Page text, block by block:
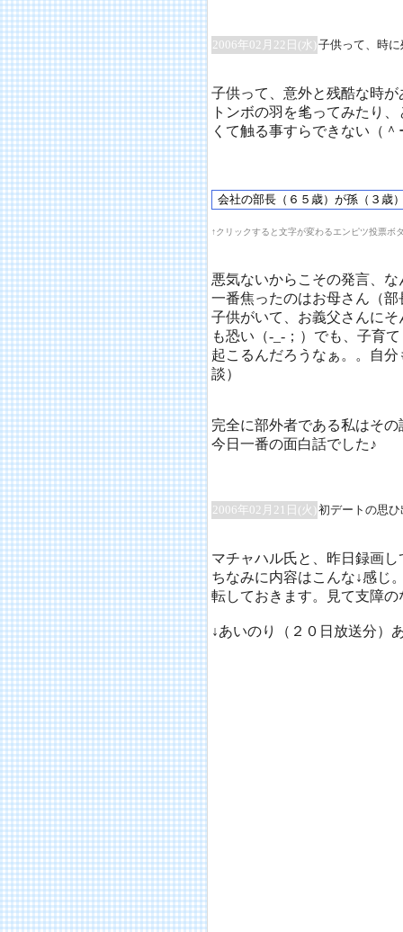
2006年02月22日(水)子供って、時
子供って、意外と残酷な時
トンボの羽を毟ってみたり
くて触る事すらできない（＾
↑クリックすると文字が変わるエンピツ投票ボ
悪気ないからこその発言、
一番焦ったのはお母さん（
子供がいて、お義父さんに
も恐い（-_-；）でも、子育
起こるんだろうなぁ。。自
談）
完全に部外者である私はそ
今日一番の面白話でした♪
2006年02月21日(火)初デートの思ひ
マチャハル氏と、昨日録画し
ちなみに内容はこんな↓感じ
転しておきます。見て支障
↓あいのり（２０日放送分）